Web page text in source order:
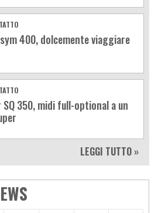
400, dolcemente viaggiare
SQ 350, midi full-optional a un
LEGGI TUTTO »